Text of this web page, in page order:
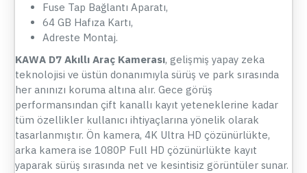
Fuse Tap Bağlantı Aparatı,
64 GB Hafıza Kartı,
Adreste Montaj.
KAWA D7 Akıllı Araç Kamerası, gelişmiş yapay zeka
teknolojisi ve üstün donanımıyla sürüş ve park sırasında
her anınızı koruma altına alır. Gece görüş
performansından çift kanallı kayıt yeteneklerine kadar
tüm özellikler kullanıcı ihtiyaçlarına yönelik olarak
tasarlanmıştır. Ön kamera, 4K Ultra HD çözünürlükte,
arka kamera ise 1080P Full HD çözünürlükte kayıt
yaparak sürüş sırasında net ve kesintisiz görüntüler sunar.